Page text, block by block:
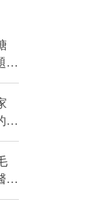
大
最
專
師